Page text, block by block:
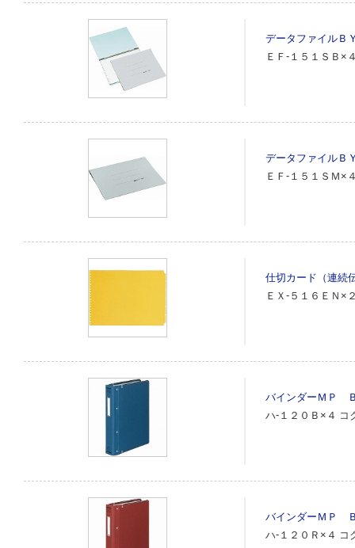
データファイルＢ
ＥＦ‐１５１ＳＢ×
データファイルＢ
ＥＦ‐１５１ＳＭ×
仕切カード（連続
ＥＸ‐５１６ＥＮ×
バインダーＭＰ
ハ‐１２０Ｂ×４ コ
バインダーＭＰ
ハ‐１２０Ｒ×４ コ